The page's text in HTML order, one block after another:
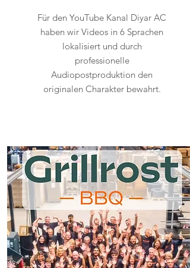
Für den YouTube Kanal Diyar AC
haben wir Videos in 6 Sprachen
lokalisiert und durch
professionelle
Audiopostproduktion den
originalen Charakter bewahrt.